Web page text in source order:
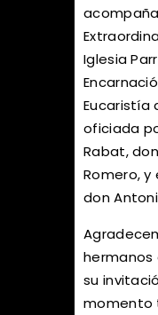
Iglesia
Eucaristía
oficiada
Rabat,
Romero, y
don
hermanos
su
momento